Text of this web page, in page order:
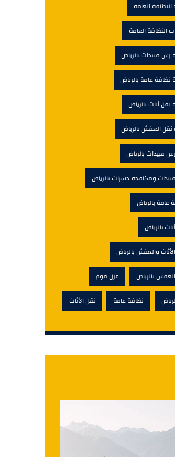
العامة
النظافة العامة
مبيدات بالرياض
عامة بالرياض
أثاث بالرياض
نقل العفش بالرياض
مبيدات بالرياض
ومكافحة حشرات بالرياض
عامة بالرياض
بالرياض
والعفش بالرياض
بالرياض عزل فوم
نظافة عامة نقل الأثاث